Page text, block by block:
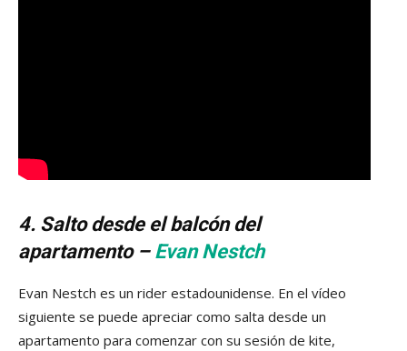
4. Salto desde el balcón del
apartamento – Evan Nestch
Evan Nestch es un rider estadounidense. En el vídeo
siguiente se puede apreciar como salta desde un
apartamento para comenzar con su sesión de kite,